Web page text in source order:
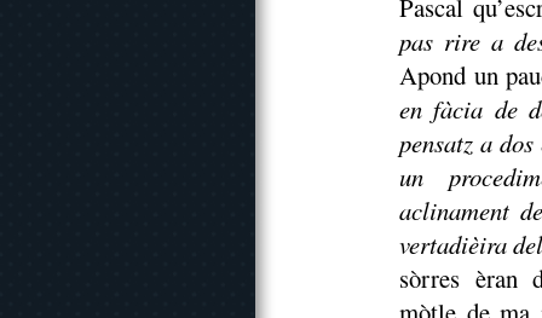
Pascal
pas rire a
Apond un
en fàcia de
pensatz a
un
aclinament
vertadièira
sòrres èran